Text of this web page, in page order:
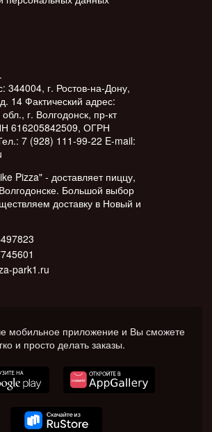
344004, г. Ростов-на-Дону,
14 Фактический адрес:
г. Волгодонск, пр-кт
616205842509, ОГРН
7 (928) 111-99-22 E-mail:
Pizza" - доставляет пиццу,
Большой выбор
доставку в Новый и
park1.ru
мобильное приложение и Вы сможете
и просто делать заказы.